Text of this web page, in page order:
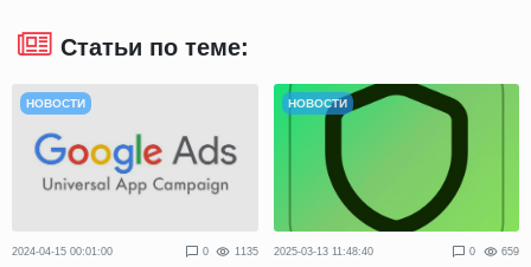
Статьи по теме:
НОВОСТИ
2024-04-15 00:01:00 0 1135
НОВОСТИ
2025-03-13 11:48:40 0 659